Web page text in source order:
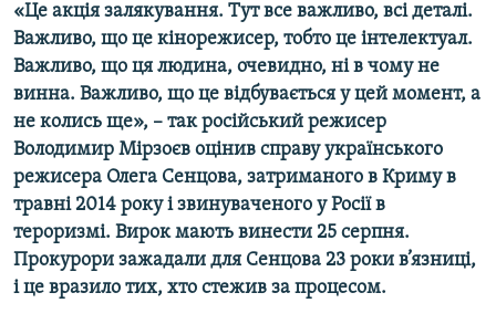
Усі сайти RFE/RL
«Це акція залякування. Тут все важливо, всі деталі.
Важливо, що це кінорежисер, тобто це інтелектуал.
Важливо, що ця людина, очевидно, ні в чому не
винна. Важливо, що це відбувається у цей момент, а
не колись ще», – так російський режисер
Володимир Мірзоєв оцінив справу українського
режисера Олега Сенцова, затриманого в Криму в
травні 2014 року і звинуваченого у Росії в
тероризмі. Вирокмають винести 25 серпня.
Прокурори зажадали для Сенцова 23 роки в’язниці,
і це вразило тих, хто стежив за процесом.